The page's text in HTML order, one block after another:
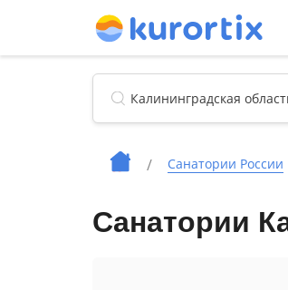
Санатории России
Санатории